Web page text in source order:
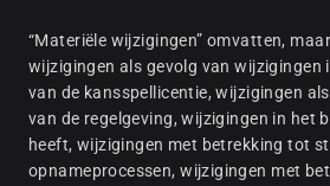
“Materiële wijzigingen” omvatten,
wijzigingen als gevolg van wijzigingen
van de kansspellicentie, wijzigingen
van de regelgeving, wijzigingen in het
heeft, wijzigingen met betrekking tot
opnameprocessen, wijzigingen met